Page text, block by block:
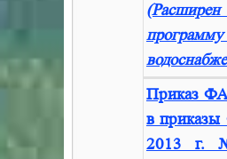
Приказ
в
2013 г.